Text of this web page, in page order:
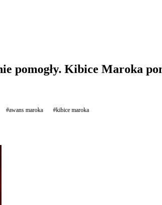
pomogły. Kibice Maroka
#awans maroka #kibice maroka